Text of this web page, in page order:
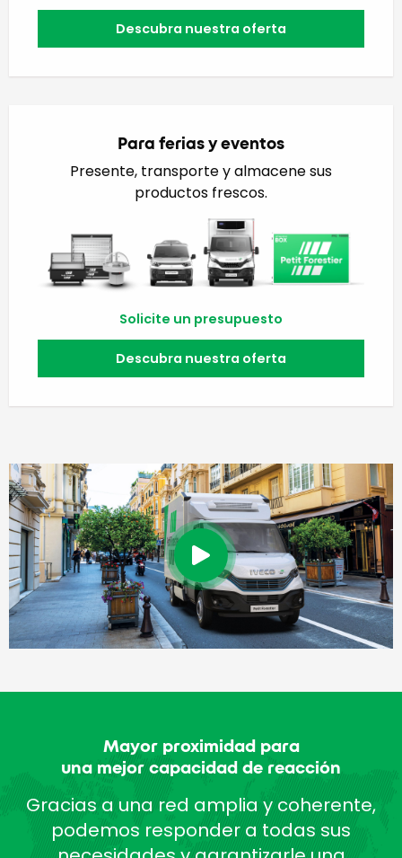
Descubra nuestra oferta
Para ferias y eventos
Presente, transporte y almacene sus
productos frescos.
Solicite un presupuesto
Descubra nuestra oferta
Mayor proximidad para
una mejor capacidad de reacción
Gracias a una red amplia y coherente,
podemos responder a todas sus